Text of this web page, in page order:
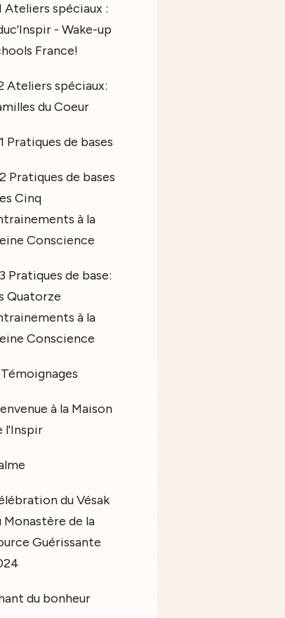
Ateliers spéciaux :
- Wake-up
France!
Ateliers spéciaux:
du Coeur
Pratiques de bases
Pratiques de bases
Cinq
à la
Conscience
Pratiques de base:
Quatorze
à la
Conscience
Témoignages
à la Maison
l'Inspir
du Vésak
Monastère de la
Guérissante
du bonheur